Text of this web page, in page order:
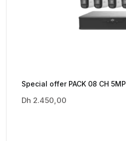
Special offer PACK 08 CH 5MP
Dh 2.450,00